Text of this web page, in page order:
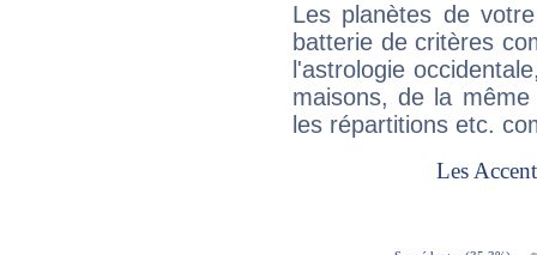
Les planètes de
batterie de critères
l'astrologie
maisons, de la
les répartitions etc.